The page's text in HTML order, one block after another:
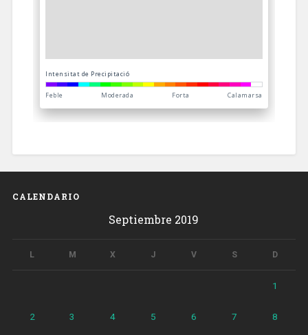
CALENDARIO
Septiembre 2019
L M X J V S D
1
2 3 4 5 6 7 8